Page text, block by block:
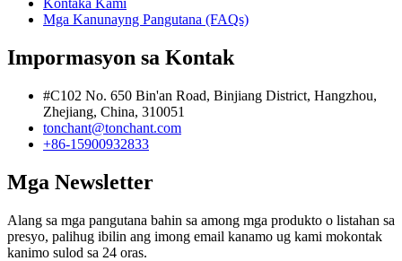
Kontaka Kami
Mga Kanunayng Pangutana (FAQs)
Impormasyon sa Kontak
#C102 No. 650 Bin'an Road, Binjiang District, Hangzhou,
Zhejiang, China, 310051
tonchant@tonchant.com
+86-15900932833
Mga Newsletter
Alang sa mga pangutana bahin sa among mga produkto o listahan sa
presyo, palihug ibilin ang imong email kanamo ug kami mokontak
kanimo sulod sa 24 oras.